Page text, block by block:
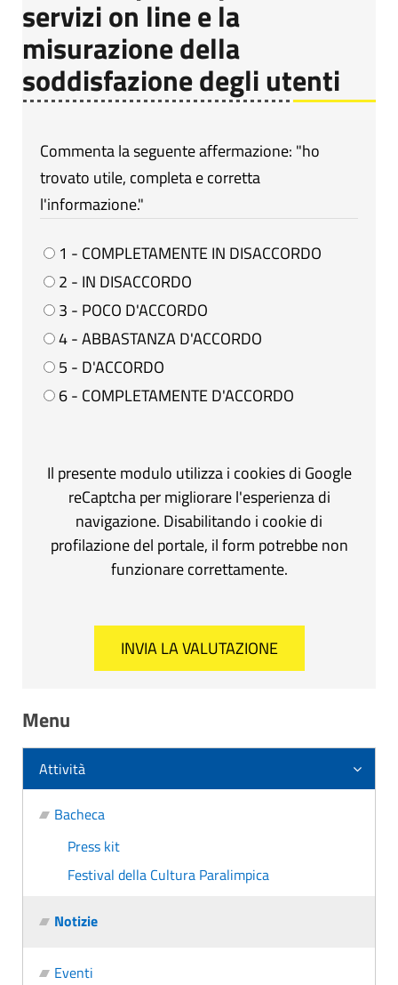
servizi on line e la
misurazione della
soddisfazione degli utenti
Commenta la seguente affermazione: "ho
trovato utile, completa e corretta
l'informazione."
1 - COMPLETAMENTE IN DISACCORDO
2 - IN DISACCORDO
3 - POCO D'ACCORDO
4 - ABBASTANZA D'ACCORDO
5 - D'ACCORDO
6 - COMPLETAMENTE D'ACCORDO
Il presente modulo utilizza i cookies di Google
reCaptcha per migliorare l'esperienza di
navigazione. Disabilitando i cookie di
profilazione del portale, il form potrebbe non
funzionare correttamente.
Menu
Attività
Bacheca
Press kit
Festival della Cultura Paralimpica
Notizie
Eventi